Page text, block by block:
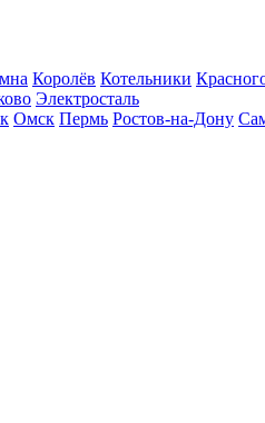
Королёв Котельники
Электросталь
Омск Пермь Ростов-на-Дону